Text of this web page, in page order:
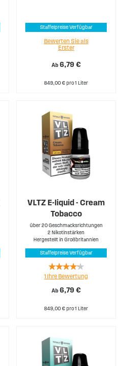
Staffelpreise Verfügbar
Ab 6,79 €
Bewerten Sie als
Erster
849,00 € pro 1 Liter
VLTZ E-liquid - Cream
Tobacco
über 20 Geschmacksrichtungen
2 Nikotinstärken
Hergestellt in Großbritannien
Staffelpreise Verfügbar
Ab 6,79 €
Rating:
80%
1 Ihre Bewertung
849,00 € pro 1 Liter